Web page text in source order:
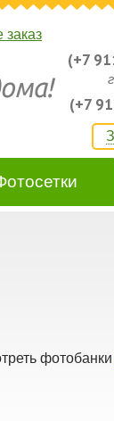
(+7
(+7
заказ
фотобанки